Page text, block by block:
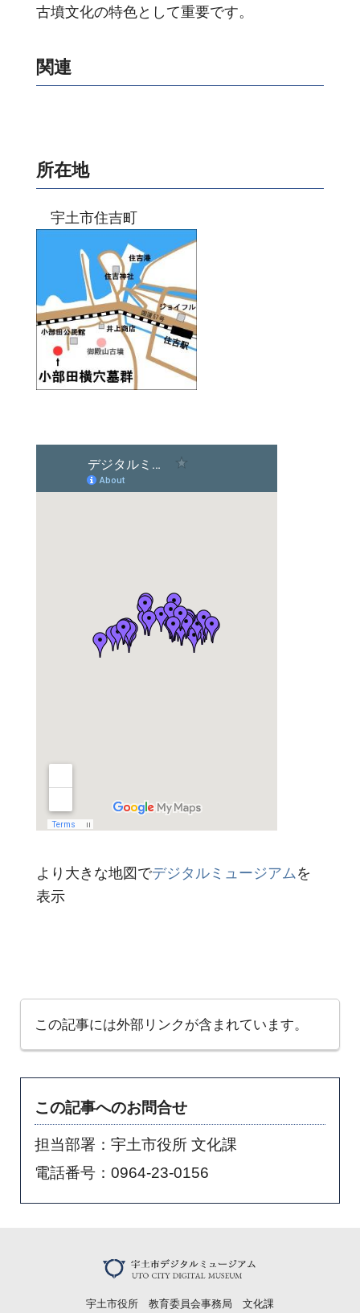
古墳文化の特色として重要です。
関連
所在地
宇土市住吉町
より大きな地図でデジタルミュージアムを
表示
この記事には外部リンクが含まれています。
この記事へのお問合せ
担当部署：宇土市役所 文化課
電話番号：0964-23-0156
宇土市役所 教育委員会事務局 文化課